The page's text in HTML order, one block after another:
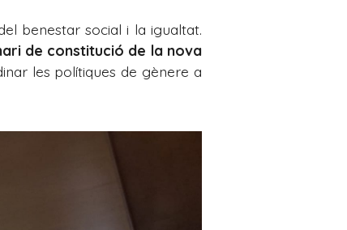
benestar social i la igualtat.
de constitució de la nova
les polítiques de gènere a